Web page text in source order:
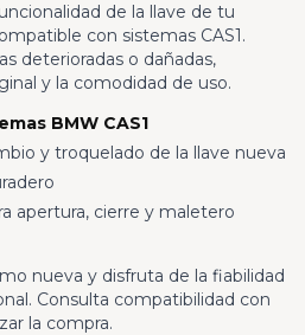
de la llave de tu
con sistemas CAS1.
deterioradas o dañadas,
y la comodidad de uso.
BMW CAS1
y troquelado de la llave nueva
apertura, cierre y maletero
nueva y disfruta de la fiabilidad
Consulta compatibilidad con
la compra.